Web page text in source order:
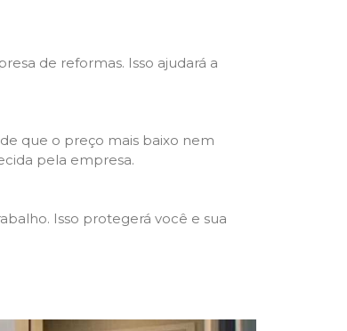
de reformas. Isso ajudará a
que o preço mais baixo nem
pela empresa.
Isso protegerá você e sua